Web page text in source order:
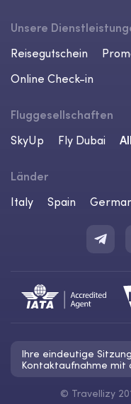
Unsere
Reisegutschein
Online Check-in
Fluggesellschaften
SkyUp
Fly Dubai
Länder
Italy
Spain
Ihre eindeutige
Kontaktaufnahme mit
© Travellizy